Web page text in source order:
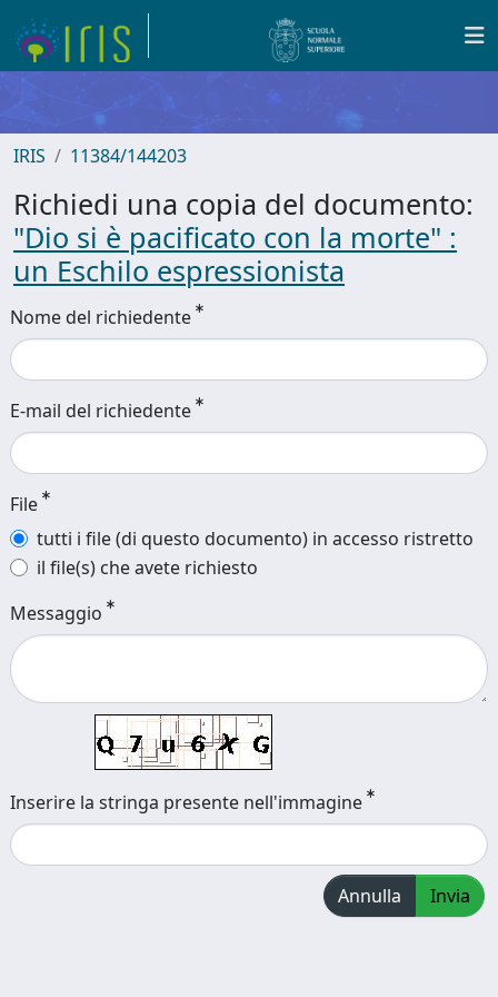
IRIS 11384/144203
Richiedi una copia del documento:
"Dio si è pacificato con la morte" :
un Eschilo espressionista
Nome del richiedente
E-mail del richiedente
File
tutti i file (di questo documento) in accesso ristretto
il file(s) che avete richiesto
Messaggio
Inserire la stringa presente nell'immagine
Annulla Invia